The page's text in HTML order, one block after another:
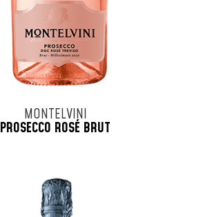
MONTELVINI
PROSECCO ROSÉ BRUT